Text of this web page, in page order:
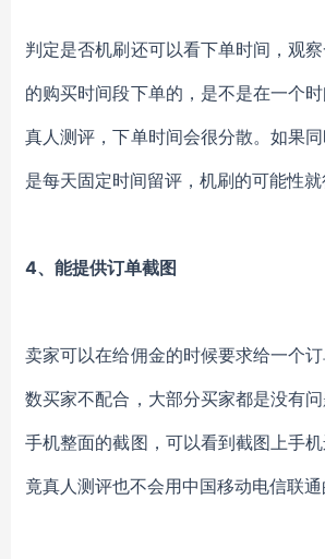
判定是否机刷还可以看下单时间，观
的购买时间段下单的，是不是在一个
真人测评，下单时间会很分散。如果
是每天固定时间留评，机刷的可能性就
4、能提供订单截图
卖家可以在给佣金的时候要求给一个
数买家不配合，大部分买家都是没有
手机整面的截图，可以看到截图上手
竟真人测评也不会用中国移动电信联通